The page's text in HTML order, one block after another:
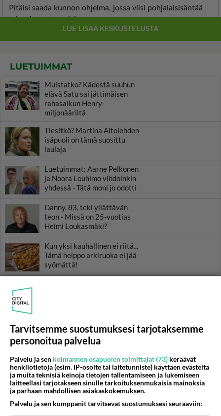
LUETUIMMAT
Muistatko? Kädestä suuhun
elävä Satu sai jättimäisen
rahasalkun Henry-
miljonääriltä
Tiesitkö? Martina Aitolehden
isäpuoli on tämä suosittu
laulaja
Luetuimmat: Aarne Pelkonen
ja Noora Louhimo vihdoinkin
yhdessä - Tätä moni jo odotti
Danny, 83, teki yllättävän
teon - Missä on 25-vuotias
Helmi Loukasmäki?
Kun yksi kauhallinen ei riitä...
Tämä helppo arkiruoka ei jää
syömättä!
Tarvitsemme suostumuksesi tarjotaksemme
personoitua palvelua
Palvelu ja sen kolmannen osapuolen toimittajat (73) keräävät
henkilötietoja (esim. IP-osoite tai laitetunniste) käyttäen evästeitä
ja muita teknisiä keinoja tietojen tallentamiseen ja lukemiseen
laitteellasi tarjotakseen sinulle tarkoituksenmukaisia mainoksia
ja parhaan mahdollisen asiakaskokemuksen.
Palvelu ja sen kumppanit tarvitsevat suostumuksesi seuraaviin: